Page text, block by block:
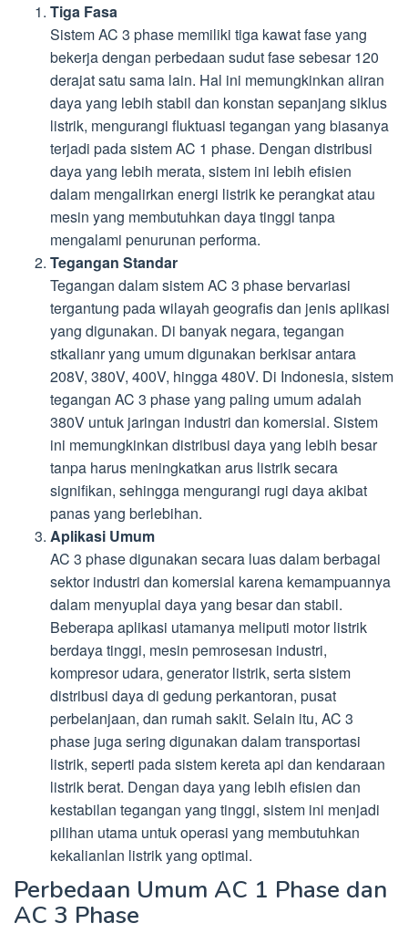
Tiga Fasa
Sistem AC 3 phase memiliki tiga kawat fase yang
bekerja dengan perbedaan sudut fase sebesar 120
derajat satu sama lain. Hal ini memungkinkan aliran
daya yang lebih stabil dan konstan sepanjang siklus
listrik, mengurangi fluktuasi tegangan yang biasanya
terjadi pada sistem AC 1 phase. Dengan distribusi
daya yang lebih merata, sistem ini lebih efisien
dalam mengalirkan energi listrik ke perangkat atau
mesin yang membutuhkan daya tinggi tanpa
mengalami penurunan performa.
Tegangan Standar
Tegangan dalam sistem AC 3 phase bervariasi
tergantung pada wilayah geografis dan jenis aplikasi
yang digunakan. Di banyak negara, tegangan
stkalianr yang umum digunakan berkisar antara
208V, 380V, 400V, hingga 480V. Di Indonesia, sistem
tegangan AC 3 phase yang paling umum adalah
380V untuk jaringan industri dan komersial. Sistem
ini memungkinkan distribusi daya yang lebih besar
tanpa harus meningkatkan arus listrik secara
signifikan, sehingga mengurangi rugi daya akibat
panas yang berlebihan.
Aplikasi Umum
AC 3 phase digunakan secara luas dalam berbagai
sektor industri dan komersial karena kemampuannya
dalam menyuplai daya yang besar dan stabil.
Beberapa aplikasi utamanya meliputi motor listrik
berdaya tinggi, mesin pemrosesan industri,
kompresor udara, generator listrik, serta sistem
distribusi daya di gedung perkantoran, pusat
perbelanjaan, dan rumah sakit. Selain itu, AC 3
phase juga sering digunakan dalam transportasi
listrik, seperti pada sistem kereta api dan kendaraan
listrik berat. Dengan daya yang lebih efisien dan
kestabilan tegangan yang tinggi, sistem ini menjadi
pilihan utama untuk operasi yang membutuhkan
kekalianlan listrik yang optimal.
Perbedaan Umum AC 1 Phase dan
AC 3 Phase